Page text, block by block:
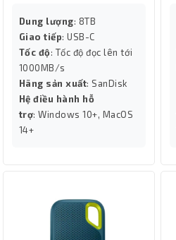
Dung lượng: 8TB
Giao tiếp: USB-C
Tốc độ: Tốc độ đọc lên tới
1000MB/s
Hãng sản xuất: SanDisk
Hệ điều hành hỗ
trợ: Windows 10+, MacOS
14+